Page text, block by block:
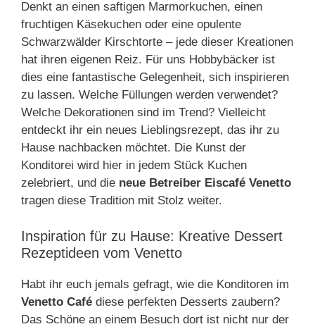
Denkt an einen saftigen Marmorkuchen, einen
fruchtigen Käsekuchen oder eine opulente
Schwarzwälder Kirschtorte – jede dieser Kreationen
hat ihren eigenen Reiz. Für uns Hobbybäcker ist
dies eine fantastische Gelegenheit, sich inspirieren
zu lassen. Welche Füllungen werden verwendet?
Welche Dekorationen sind im Trend? Vielleicht
entdeckt ihr ein neues Lieblingsrezept, das ihr zu
Hause nachbacken möchtet. Die Kunst der
Konditorei wird hier in jedem Stück Kuchen
zelebriert, und die neue Betreiber Eiscafé Venetto
tragen diese Tradition mit Stolz weiter.
Inspiration für zu Hause: Kreative Dessert
Rezeptideen vom Venetto
Habt ihr euch jemals gefragt, wie die Konditoren im
Venetto Café diese perfekten Desserts zaubern?
Das Schöne an einem Besuch dort ist nicht nur der